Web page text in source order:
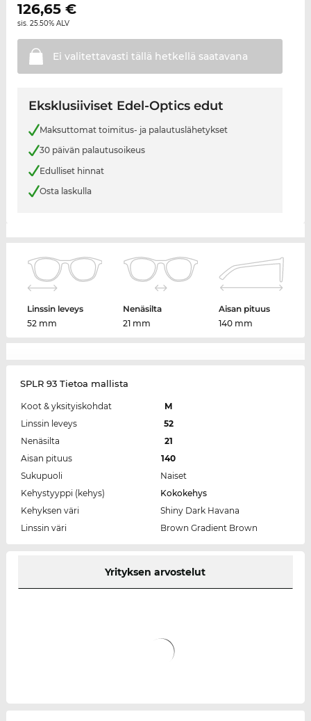
126,65€
sis. 25.50% ALV
Ei valitettavasti tällä hetkellä saatavana
Eksklusiiviset Edel-Optics edut
Maksuttomat toimitus- ja palautuslähetykset
30 päivän palautusoikeus
Edulliset hinnat
Osta laskulla
Linssin leveys
52 mm
Nenäsilta
21 mm
Aisan pituus
140 mm
SPLR 93 Tietoa mallista
Koot & yksityiskohdat
M
Linssin leveys
52
Nenäsilta
21
Aisan pituus
140
Sukupuoli
Naiset
Kehystyyppi (kehys)
Kokokehys
Kehyksen väri
Shiny Dark Havana
Linssin väri
Brown Gradient Brown
Yrityksen arvostelut